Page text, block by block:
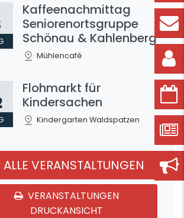
Kaffeenachmittag
Seniorenortsgruppe
Schönau & Kahlenberg
Mühlencafé
Flohmarkt für
Kindersachen
Kindergarten Waldspatzen
ALLE VERANSTALTUNGEN
VERANSTALTUNGEN
DRUCKANSICHT